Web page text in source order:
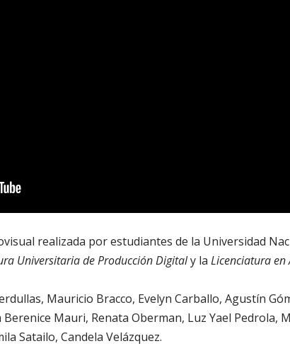
realizada por estudiantes de la Universidad
Universitaria de Producción Digitaly la Licenciatura en
Mauricio Bracco, Evelyn Carballo, Agustín
Mauri, Renata Oberman, Luz Yael Pedrola,
Satailo, Candela Velázquez.